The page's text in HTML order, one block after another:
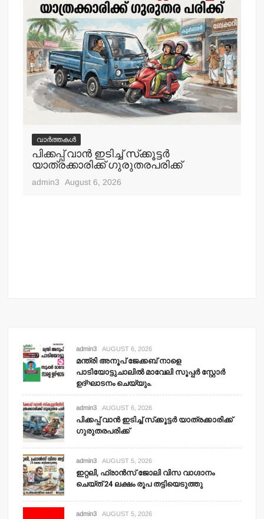
വാർത്തകൾ
പിക്കപ്പ് വാന്‍ ഇടിച്ച് സ്‌ക്കൂട്ടര്‍
യാത്രക്കാരിക്ക് ഗുരുതരപരിക്ക്
admin3 August 6, 2026
admin3 AUGUST 6, 2026
മന്ത്രി അനൂപ് ജേക്കബ് നാളെ
പാടിയോട്ടുചാലില്‍ മാവേലി സൂപ്പര്‍ സ്റ്റോര്‍
ഉദ്ഘാടനം ചെയ്യും.
admin3 AUGUST 6, 2026
പിക്കപ്പ് വാന്‍ ഇടിച്ച് സ്‌ക്കൂട്ടര്‍ യാത്രക്കാരിക്ക്
ഗുരുതരപരിക്ക്
admin3 AUGUST 5, 2026
ഇറ്റലി, ഫ്രാന്‍സ് ജോലി വിസ വാഗ്ദാനം
ചെയ്ത് 24 ലക്ഷം രൂപ തട്ടിയെടുത്തു
admin3 AUGUST 5, 2026